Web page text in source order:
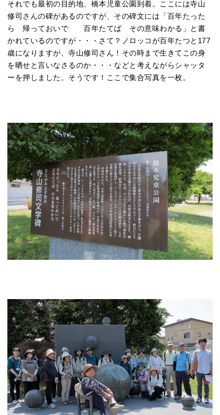
それでも最初の目的地、橋本児童公園到着。ここには寺山
修司さんの碑があるのですが、その碑文には「百年たった
ら 帰っておいで 百年たてば その意味わかる」と書
かれているのですが・・・さて？ノロッコが百年たつと177
歳になりますが、寺山修司さん！その時まで生きてこの身
を晒せと言いなさるのか・・・などと考えながらシャッタ
ーを押しました。そうです！ここで集合写真を一枚。